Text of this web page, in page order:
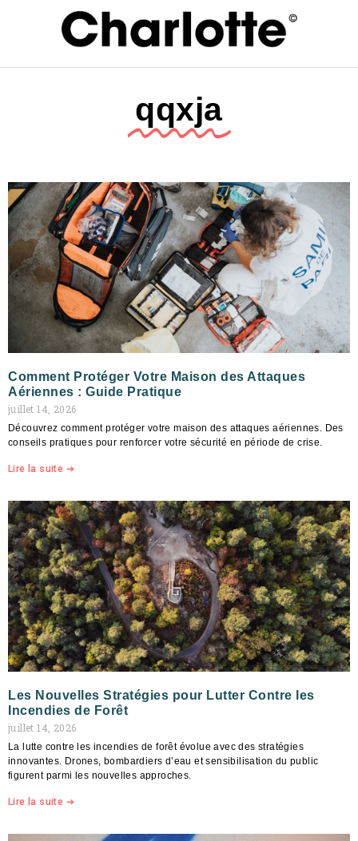
qqxja
Comment Protéger Votre Maison des Attaques
Aériennes : Guide Pratique
juillet 14, 2026
Découvrez comment protéger votre maison des attaques aériennes. Des
conseils pratiques pour renforcer votre sécurité en période de crise.
Lire la suite ➔
Les Nouvelles Stratégies pour Lutter Contre les
Incendies de Forêt
juillet 14, 2026
La lutte contre les incendies de forêt évolue avec des stratégies
innovantes. Drones, bombardiers d’eau et sensibilisation du public
figurent parmi les nouvelles approches.
Lire la suite ➔